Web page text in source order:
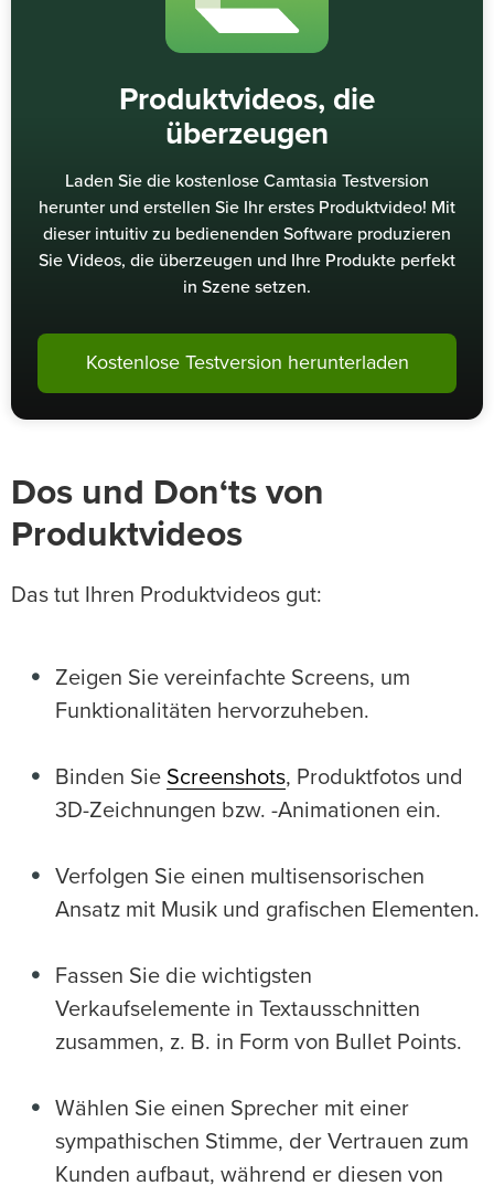
Produktvideos, die
überzeugen
Laden Sie die kostenlose Camtasia Testversion
herunter und erstellen Sie Ihr erstes Produktvideo! Mit
dieser intuitiv zu bedienenden Software produzieren
Sie Videos, die überzeugen und Ihre Produkte perfekt
in Szene setzen.
Kostenlose Testversion herunterladen
Dos und Don‘ts von
Produktvideos
Das tut Ihren Produktvideos gut:
Zeigen Sie vereinfachte Screens, um
Funktionalitäten hervorzuheben.
Binden Sie Screenshots, Produktfotos und
3D-Zeichnungen bzw. -Animationen ein.
Verfolgen Sie einen multisensorischen
Ansatz mit Musik und grafischen Elementen.
Fassen Sie die wichtigsten
Verkaufselemente in Textausschnitten
zusammen, z. B. in Form von Bullet Points.
Wählen Sie einen Sprecher mit einer
sympathischen Stimme, der Vertrauen zum
Kunden aufbaut, während er diesen von